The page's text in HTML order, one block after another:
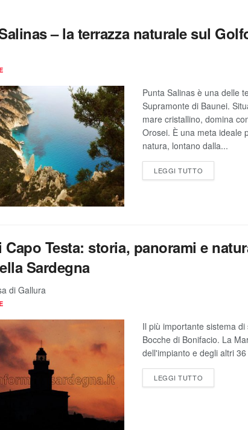
– la terrazza naturale sul
Punta Salinas è una delle
Supramonte di Baunei.
mare cristallino, domina
Orosei. È una meta ideale
natura, lontano dalla...
LEGGI TUTTO
Capo Testa: storia, panorami e
Sardegna
di Gallura
Il più importante sistema
Bocche di Bonifacio. La
dell'impianto e degli altri
LEGGI TUTTO